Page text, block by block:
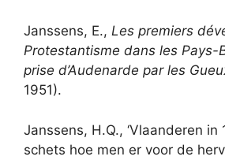
Janssens, E., Les premiers
Protestantisme dans les Pays-
prise d’Audenarde par les
1951).
Janssens, H.Q., ‘Vlaanderen in
schets hoe men er voor de